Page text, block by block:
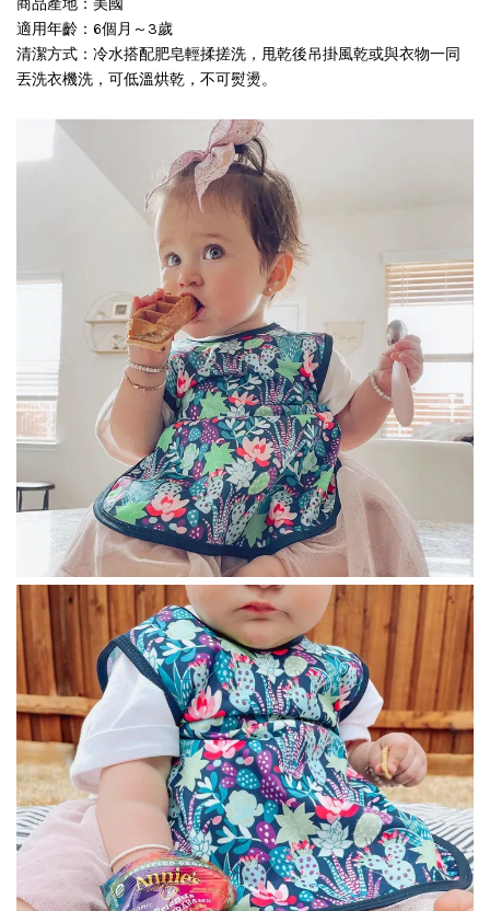
適用年齡：6個月～3歲
清潔方式：冷水搭配肥皂輕揉搓洗，甩乾後吊掛風乾或與衣物一同
丟洗衣機洗，可低溫烘乾，不可熨燙。